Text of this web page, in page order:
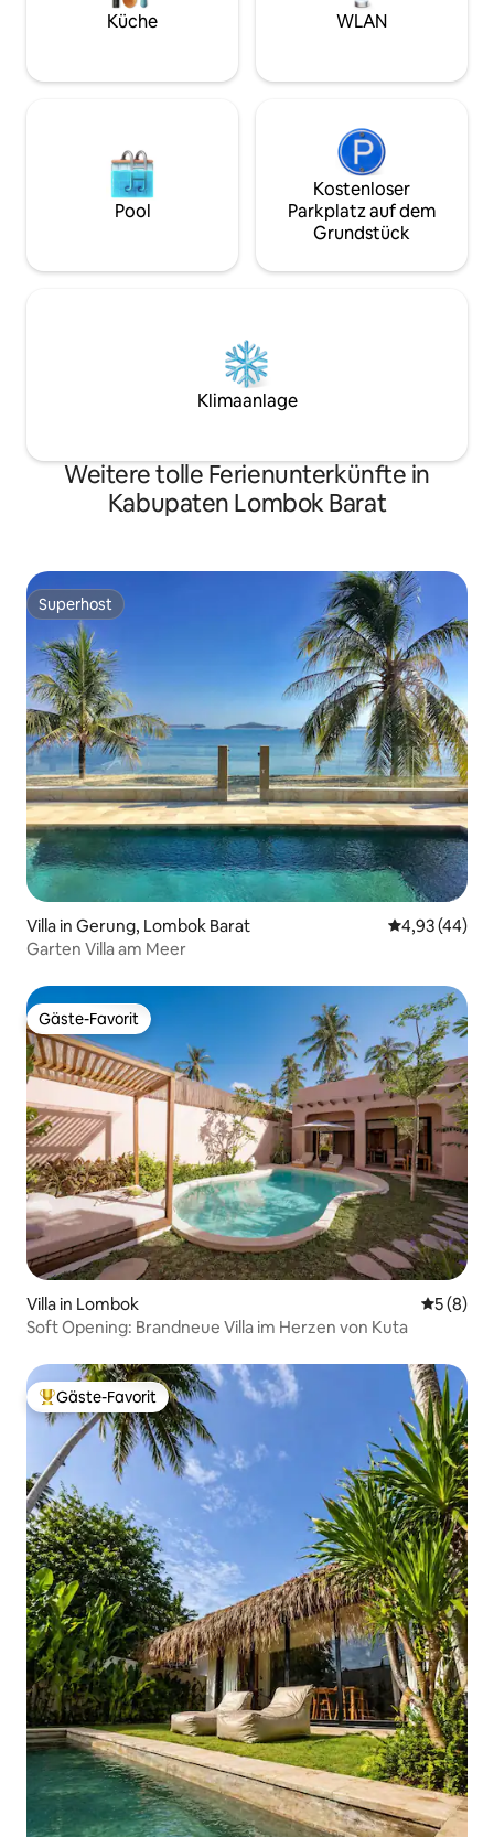
(300 m von der Villa entfernt) Weitere
Informationen findest du unten
✔ High-Speed-
Kühlschrank ✔
Küche WLAN
Pool
Kostenloser
Parkplatz auf dem
Grundstück
Klimaanlage
Weitere tolle Ferienunterkünfte in
Kabupaten Lombok Barat
Superhost
Superhost
Villa in Gerung, Lombok Barat
4,93 (44)
Garten Villa am Meer
Gäste-Favorit
Gäste-Favorit
Villa in Lombok
5 (8)
Soft Opening: Brandneue Villa im Herzen von Kuta
Beliebter Gäste-Favorit.
Gäste-Favorit